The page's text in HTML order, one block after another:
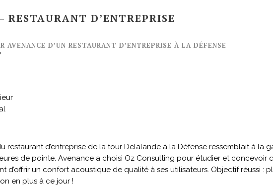
RESTAURANT D’ENTREPRISE
AVENANCE D’UN RESTAURANT D’ENTREPRISE À LA DÉFENSE
restaurant d’entreprise de la tour Delalande à la Défense ressemblait à la
de pointe. Avenance a choisi Oz Consulting pour étudier et concevoir
d’offrir un confort acoustique de qualité à ses utilisateurs. Objectif réussi :
en plus à ce jour !